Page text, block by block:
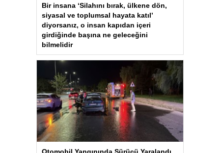
Bir insana ‘Silahını bırak, ülkene dön,
siyasal ve toplumsal hayata katıl’
diyorsanız, o insan kapıdan içeri
girdiğinde başına ne geleceğini
bilmelidir